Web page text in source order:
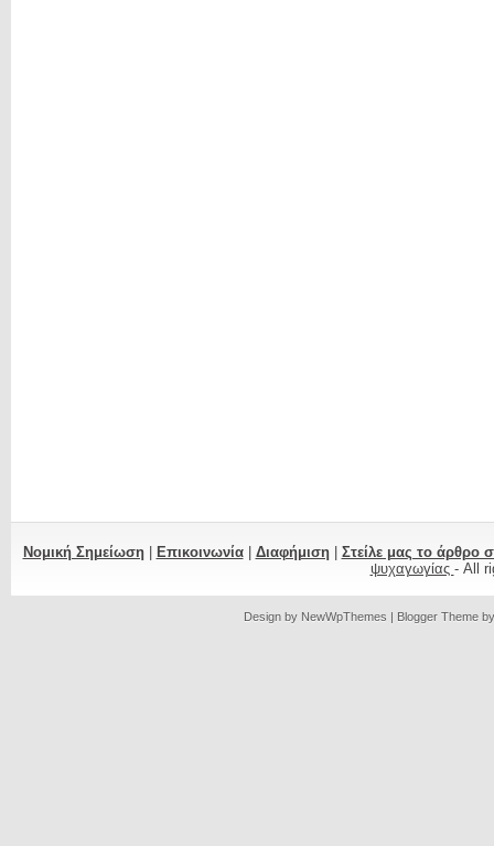
Νομική Σημείωση| Επικοινωνία| Διαφήμιση| Στείλε μας το άρθρο
ψυχαγωγίας - All
Design by NewWpThemes | Blogger Theme